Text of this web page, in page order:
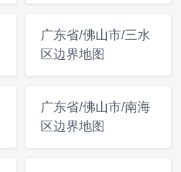
广东省/佛山市/三水
区边界地图
广东省/佛山市/南海
区边界地图